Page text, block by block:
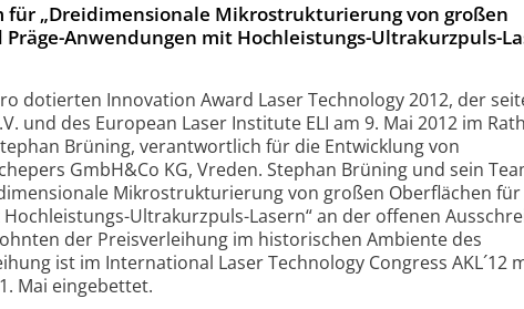
für „Dreidimensionale Mikrostrukturierung von großen
Anwendungen mit Hochleistungs-Ultrakurzpuls-
dotierten Innovation Award Laser Technology 2012, der
und des European Laser Institute ELI am 9. Mai 2012 im
Brüning, verantwortlich für die Entwicklung von
GmbH&Co KG, Vreden. Stephan Brüning und sein
Mikrostrukturierung von großen Oberflächen
Ultrakurzpuls-Lasern“ an der offenen
der Preisverleihung im historischen Ambiente des
ist im International Laser Technology Congress AKL´12
Mai eingebettet.